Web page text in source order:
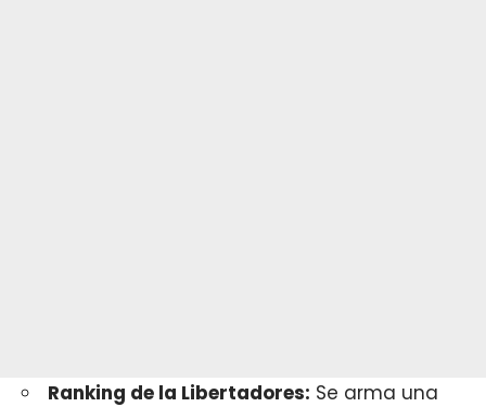
Ranking de la Libertadores: Se arma una